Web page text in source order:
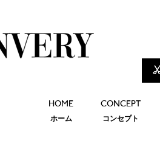
HOME
ホーム
CONCEPT
コンセプト